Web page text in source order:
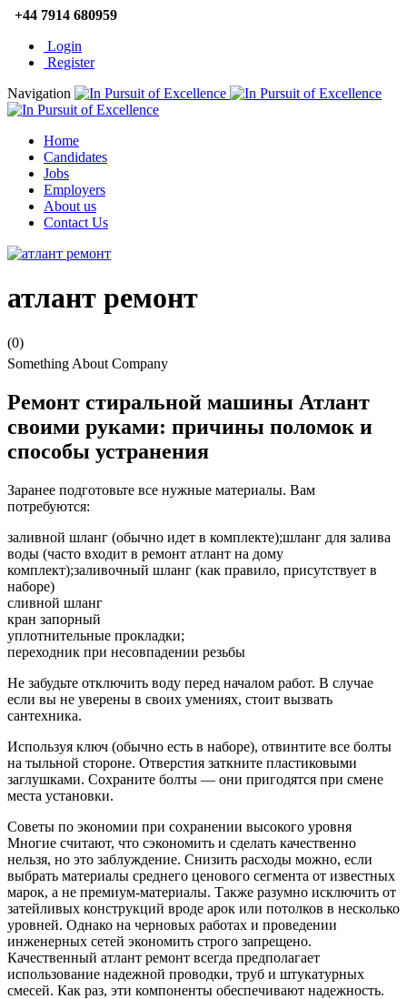
+44 7914 680959
Login
Register
Navigation
Home
Candidates
Jobs
Employers
About us
Contact Us
атлант ремонт
(0)
Something About Company
Ремонт стиральной машины Атлант
своими руками: причины поломок и
способы устранения
Заранее подготовьте все нужные материалы. Вам
потребуются:
заливной шланг (обычно идет в комплекте);шланг для залива
воды (часто входит в ремонт атлант на дому
комплект);заливочный шланг (как правило, присутствует в
наборе)
сливной шланг
кран запорный
уплотнительные прокладки;
переходник при несовпадении резьбы
Не забудьте отключить воду перед началом работ. В случае
если вы не уверены в своих умениях, стоит вызвать
сантехника.
Используя ключ (обычно есть в наборе), отвинтите все болты
на тыльной стороне. Отверстия заткните пластиковыми
заглушками. Сохраните болты — они пригодятся при смене
места установки.
Советы по экономии при сохранении высокого уровня
Многие считают, что сэкономить и сделать качественно
нельзя, но это заблуждение. Снизить расходы можно, если
выбрать материалы среднего ценового сегмента от известных
марок, а не премиум-материалы. Также разумно исключить от
затейливых конструкций вроде арок или потолков в несколько
уровней. Однако на черновых работах и проведении
инженерных сетей экономить строго запрещено.
Качественный атлант ремонт всегда предполагает
использование надежной проводки, труб и штукатурных
смесей. Как раз, эти компоненты обеспечивают надежность.